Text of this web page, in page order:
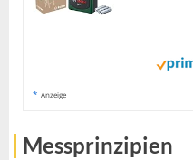
* Anzeige
Messprinzipien